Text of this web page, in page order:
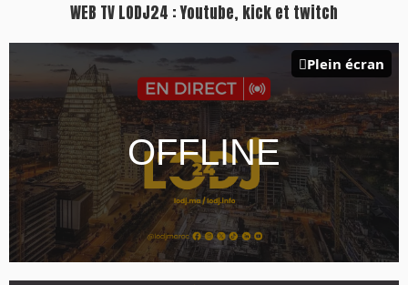
WEB TV LODJ24 : Youtube, kick et twitch
Plein écran